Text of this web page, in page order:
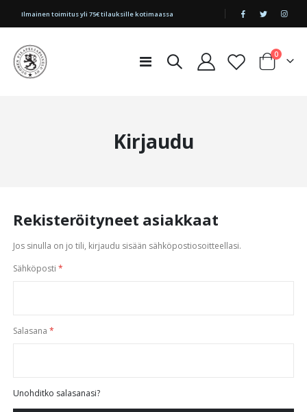
|
Ilmainen toimitus yli 75€ tilauksille kotimaassa
Toggle
Cart
0tuotetta
Kirjaudu
Rekisteröityneet asiakkaat
Jos sinulla on jo tili, kirjaudu sisään sähköpostiosoitteellasi.
Sähköposti
Salasana
Unohditko salasanasi?